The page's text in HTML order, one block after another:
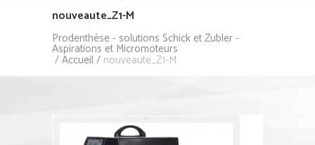
nouveaute_Z1-M
Prodenthèse - solutions Schick et Zubler -
Aspirations et Micromoteurs
/Accueil / nouveaute_Z1-M